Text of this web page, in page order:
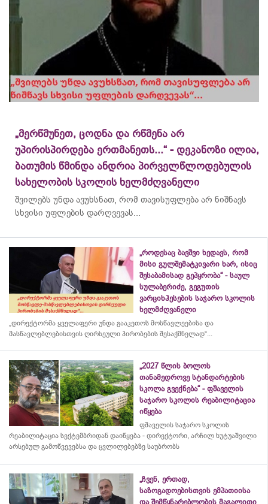
„მერწმუნეთ, ცოდნა და რწმენა არ
უპირისპირდება ერთმანეთს...“ - დეკანოზი ილია,
ბათუმის წმინდა ანდრია პირველწლოდებულის
სახელობის სკოლის ხელმძღვანელი
შვილებს უნდა ავუხსნათ, რომ თავისუფლება არ ნიშნავს
სხვისი უფლების დარღვევას...
„როდესაც ბავშვი ხედავს, რომ
მისი გულშემატკივარი ხარ, ისიც
შესაბამისად გეპყრობა“ - საულ
სულაბერიძე, გეგუთის
ვარციხჰესების საჯარო სკოლის
ხელმძღვანელი
„დირექტორმა ყველაფერი უნდა გააკეთოს მოსწავლეებისა და
მასწავლებლებისთვის ღირსეული პირობების შესაქმნელად“...
„2027 წლის ბოლოს
თანამედროვე სტანდარტების
სკოლა გვექნება“ - ფშაველის
საჯარო სკოლის რეაბილიტაცია
იწყება
ფშაველის საჯარო სკოლის
რეაბილიტაცია სექტემბრიდან დაიწყება - დირექტორი, არჩილ ხუტუაშვილი
არსებულ გამოწვევებსა და ცვლილებებზე საუბრობს
„ჩვენ, ერთად,
საზოგადოებისთვის ემპათიისა
და შემწყნარებლობის მაგალითი